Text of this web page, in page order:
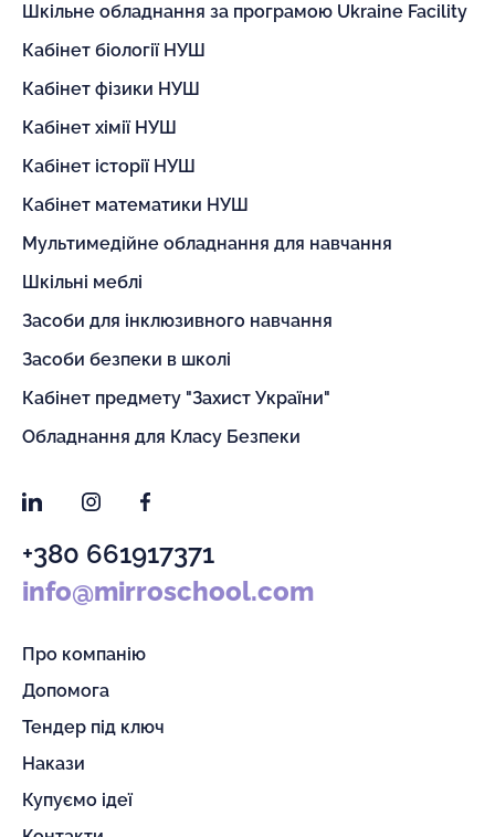
Шкільне обладнання за програмою Ukraine Facility
Кабінет біології НУШ
Кабінет фізики НУШ
Кабінет хімії НУШ
Кабінет історії НУШ
Кабінет математики НУШ
Мультимедійне обладнання для навчання
Шкільні меблі
Засоби для інклюзивного навчання
Засоби безпеки в школі
Кабінет предмету "Захист України"
Обладнання для Класу Безпеки
LinkedInInstagramFacebook
+380 661917371
info@mirroschool.com
Про компанію
Допомога
Тендер під ключ
Накази
Купуємо ідеї